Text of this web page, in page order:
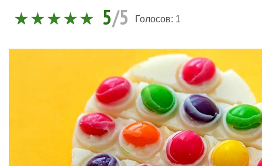
5/5 Голосов: 1